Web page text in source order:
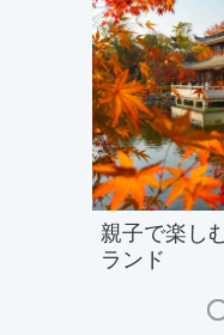
親子で楽し
ランド